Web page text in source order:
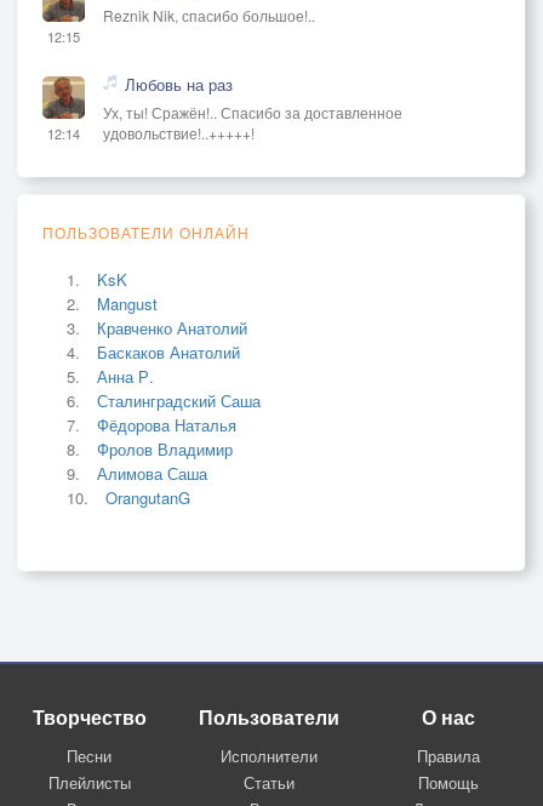
12:15
Reznik Nik, спасибо большое!..
12:14
Любовь на раз
Ух, ты! Сражён!.. Спасибо за доставленное
удовольствие!..+++++!
ПОЛЬЗОВАТЕЛИ ОНЛАЙН
KsK
Mangust
Кравченко Анатолий
Баскаков Анатолий
Анна Р.
Сталинградский Саша
Фёдорова Наталья
Фролов Владимир
Алимова Саша
OrangutanG
Творчество
Песни
Плейлисты
Пользователи
Исполнители
Статьи
О нас
Правила
Помощь